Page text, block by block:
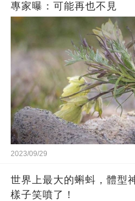
專家曝：可能再也不見
2023/09/29
世界上最大的蝌蚪，體型
樣子笑噴了！